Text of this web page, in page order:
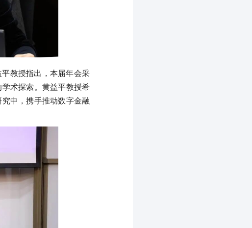
教授指出，本届年会采
术探索。黄益平教授希
中，携手推动数字金融